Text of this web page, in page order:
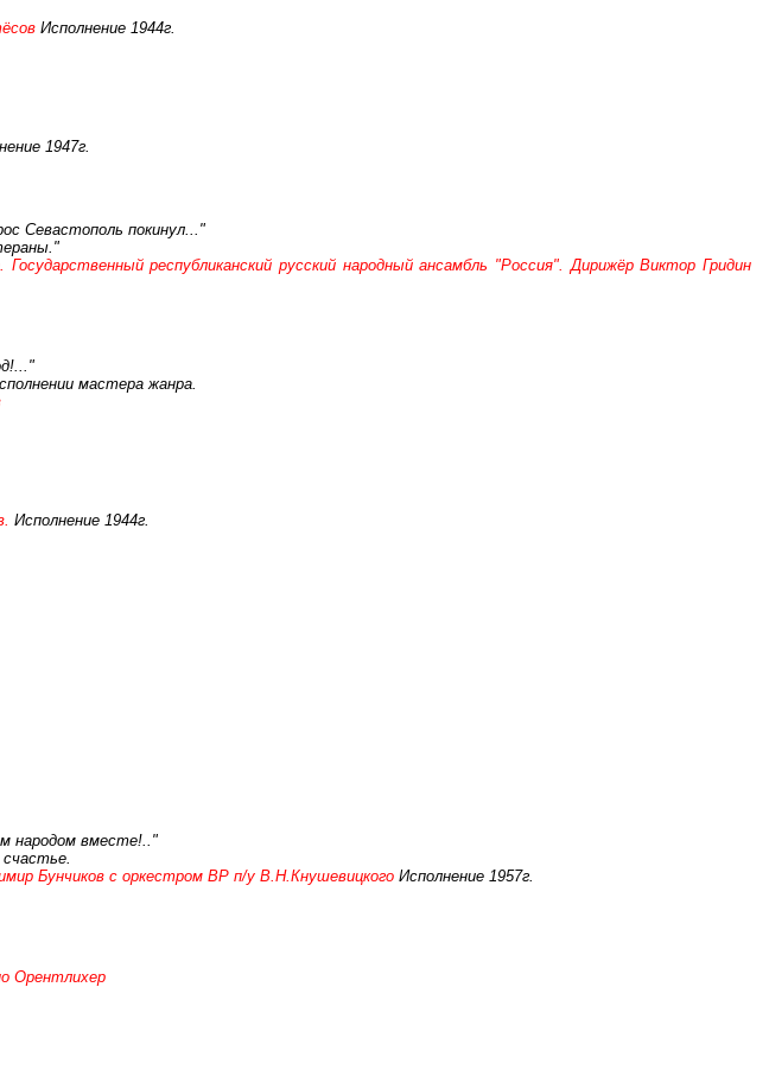
Исполнение 1944г.
1947г.
Севастополь покинул..."
республиканский русский народный ансамбль "Россия". Дирижёр Виктор Гридин
мастера жанра.
Исполнение 1944г.
народом вместе!.."
Бунчиков с оркестром ВР п/у В.Н.Кнушевицкого Исполнение 1957г.
Орентлихер